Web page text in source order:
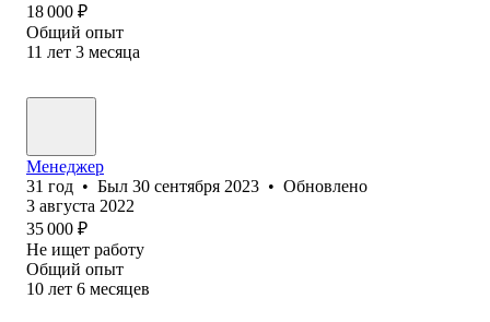
18 000 ₽
Общий опыт
11 лет 3 месяца
Менеджер
31 год • Был 30 сентября 2023 • Обновлено
3 августа 2022
35 000 ₽
Не ищет работу
Общий опыт
10 лет 6 месяцев